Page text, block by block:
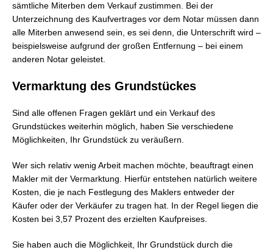
sämtliche Miterben dem Verkauf zustimmen. Bei der
Unterzeichnung des Kaufvertrages vor dem Notar müssen dann
alle Miterben anwesend sein, es sei denn, die Unterschrift wird –
beispielsweise aufgrund der großen Entfernung – bei einem
anderen Notar geleistet.
Vermarktung des Grundstückes
Sind alle offenen Fragen geklärt und ein Verkauf des
Grundstückes weiterhin möglich, haben Sie verschiedene
Möglichkeiten, Ihr Grundstück zu veräußern.
Wer sich relativ wenig Arbeit machen möchte, beauftragt einen
Makler mit der Vermarktung. Hierfür entstehen natürlich weitere
Kosten, die je nach Festlegung des Maklers entweder der
Käufer oder der Verkäufer zu tragen hat. In der Regel liegen die
Kosten bei 3,57 Prozent des erzielten Kaufpreises.
Sie haben auch die Möglichkeit, Ihr Grundstück durch die